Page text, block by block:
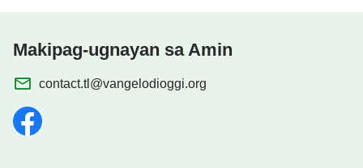
na rehimen ng CCP at ng mga huwad na pastol at
anticristo sa daigdig ng relihiyon. Sila ay nagbabalik
sa harap ng trono ng Diyos.
Makipag-ugnayan sa Amin
contact.tl@vangelodioggi.org